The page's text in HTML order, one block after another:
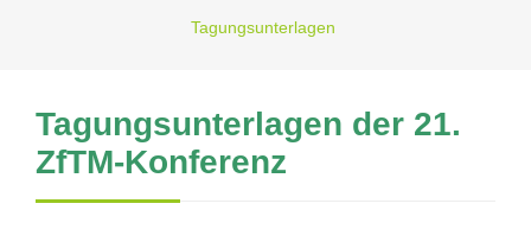
Tagungsunterlagen
Tagungsunterlagen der 21.
ZfTM-Konferenz